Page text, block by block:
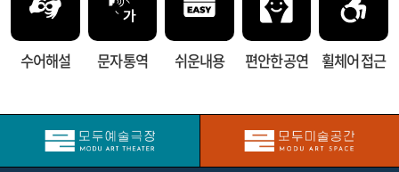
수어해설 문자 통역 쉬운내용 편안한 공연 휠체어 접근